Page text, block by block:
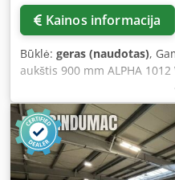
Kainos informacija
Būklė: geras (naudotas),
aukštis 900 mm ALPHA
Perforavimo jėga 16 t
mm Lakšto plotis 1000 mm
kW Staklių svoris apie 8,3 t
2300 x 2000 mm Ši LVD
geros mechaninės būklės,
sugedusi. Dkjdpfx Aceyx